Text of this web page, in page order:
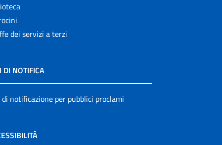
dei servizi a terzi
DI NOTIFICA
notificazione per pubblici proclami